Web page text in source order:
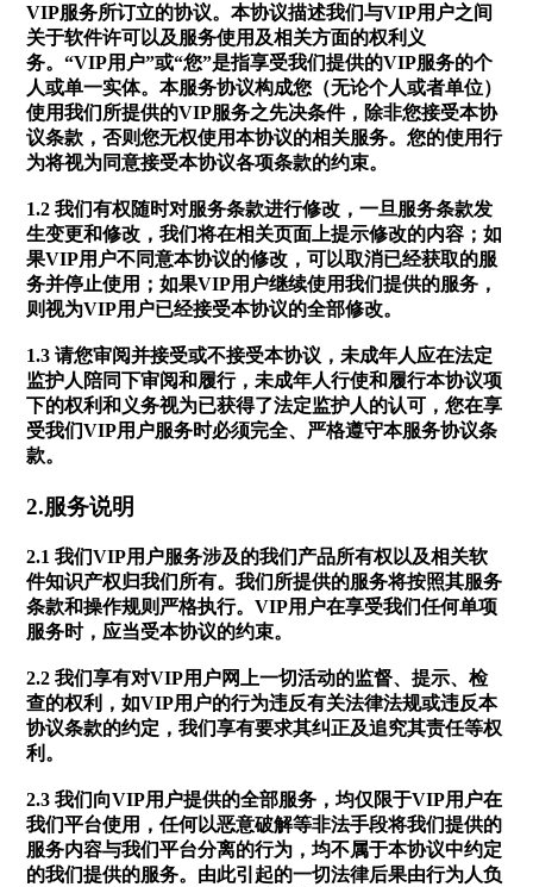
VIP服务所订立的协议。本协议描述我们与VIP用户之间
关于软件许可以及服务使用及相关方面的权利义
务。“VIP用户”或“您”是指享受我们提供的VIP服务的个
人或单一实体。本服务协议构成您（无论个人或者单位）
使用我们所提供的VIP服务之先决条件，除非您接受本协
议条款，否则您无权使用本协议的相关服务。您的使用行
为将视为同意接受本协议各项条款的约束。
1.2 我们有权随时对服务条款进行修改，一旦服务条款发
生变更和修改，我们将在相关页面上提示修改的内容；如
果VIP用户不同意本协议的修改，可以取消已经获取的服
务并停止使用；如果VIP用户继续使用我们提供的服务，
则视为VIP用户已经接受本协议的全部修改。
1.3 请您审阅并接受或不接受本协议，未成年人应在法定
监护人陪同下审阅和履行，未成年人行使和履行本协议项
下的权利和义务视为已获得了法定监护人的认可，您在享
受我们VIP用户服务时必须完全、严格遵守本服务协议条
款。
2.服务说明
2.1 我们VIP用户服务涉及的我们产品所有权以及相关软
件知识产权归我们所有。我们所提供的服务将按照其服务
条款和操作规则严格执行。VIP用户在享受我们任何单项
服务时，应当受本协议的约束。
2.2 我们享有对VIP用户网上一切活动的监督、提示、检
查的权利，如VIP用户的行为违反有关法律法规或违反本
协议条款的约定，我们享有要求其纠正及追究其责任等权
利。
2.3 我们向VIP用户提供的全部服务，均仅限于VIP用户在
我们平台使用，任何以恶意破解等非法手段将我们提供的
服务内容与我们平台分离的行为，均不属于本协议中约定
的我们提供的服务。由此引起的一切法律后果由行为人负